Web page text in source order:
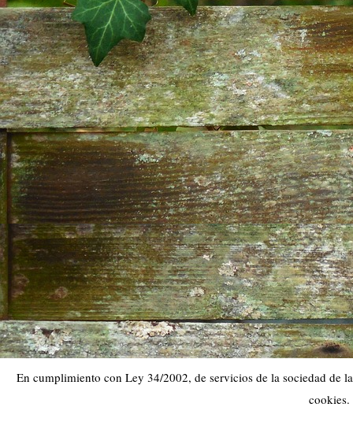
En cumplimiento con Ley 34/2002, de servicios de la sociedad de
cookies.